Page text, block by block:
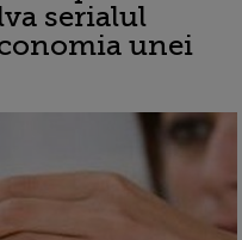
serialul
unei